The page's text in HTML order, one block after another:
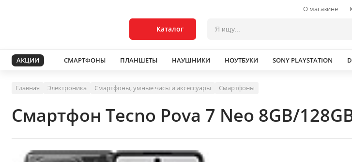
О магазине
Каталог
АКЦИИ СМАРТФОНЫ ПЛАНШЕТЫ НАУШНИКИ НОУТБУКИ SONY PLAYSTATION
Главная Электроника Смартфоны, умные часы и аксессуары Смартфоны
Смартфон Tecno Pova 7 Neo 8GB/